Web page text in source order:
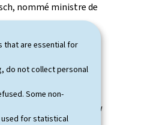
that are essential for
do not collect personal
Some non-
for statistical
nommé ministre de
de l’aménagement du